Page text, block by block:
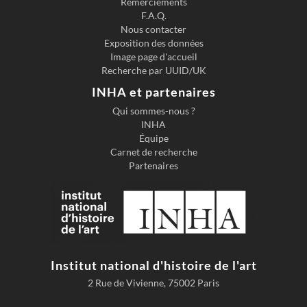
F.A.Q.
Nous contacter
Exposition des données
Image page d'accueil
Recherche par UUID/UK
INHA et partenaires
Qui sommes-nous ?
INHA
Équipe
Carnet de recherche
Partenaires
Institut national d'histoire de l'art
2 Rue de Vivienne, 75002 Paris